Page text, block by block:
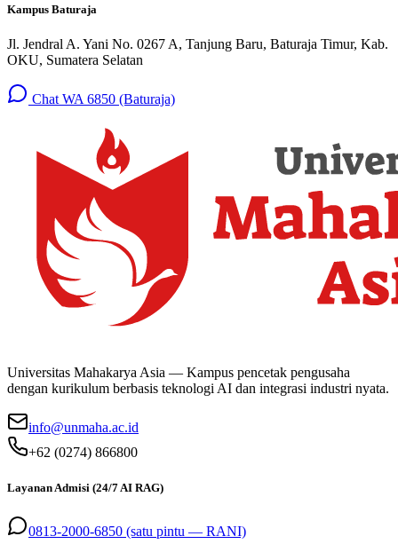
Kampus Baturaja
Jl. Jendral A. Yani No. 0267 A, Tanjung Baru, Baturaja Timur, Kab.
OKU, Sumatera Selatan
Chat WA 6850 (Baturaja)
Universitas Mahakarya Asia — Kampus pencetak pengusaha
dengan kurikulum berbasis teknologi AI dan integrasi industri nyata.
info@unmaha.ac.id
+62 (0274) 866800
Layanan Admisi (24/7 AI RAG)
0813-2000-6850 (satu pintu — RANI)